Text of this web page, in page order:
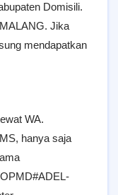
Domisili.
Jika
mendapatkan
WA.
hanya saja